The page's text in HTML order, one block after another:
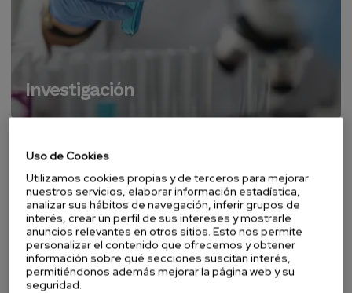
Investigación
Uso de Cookies
Utilizamos cookies propias y de terceros para mejorar
nuestros servicios, elaborar información estadística,
analizar sus hábitos de navegación, inferir grupos de
interés, crear un perfil de sus intereses y mostrarle
anuncios relevantes en otros sitios. Esto nos permite
personalizar el contenido que ofrecemos y obtener
información sobre qué secciones suscitan interés,
permitiéndonos además mejorar la página web y su
seguridad.